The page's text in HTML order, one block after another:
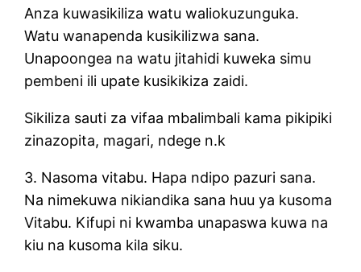
Anza kuwasikiliza watu waliokuzunguka.
Watu wanapenda kusikilizwa sana.
Unapoongea na watu jitahidi kuweka simu
pembeni ili upate kusikikiza zaidi.
Sikiliza sauti za vifaa mbalimbali kama pikipiki
zinazopita, magari, ndege n.k
3. Nasoma vitabu. Hapa ndipo pazuri sana.
Na nimekuwa nikiandika sana huu ya kusoma
Vitabu. Kifupi ni kwamba unapaswa kuwa na
kiu na kusoma kila siku.